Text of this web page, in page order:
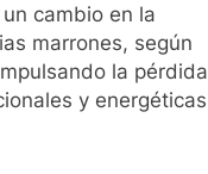
cambio en la
marrones, según
la pérdida
y energéticas